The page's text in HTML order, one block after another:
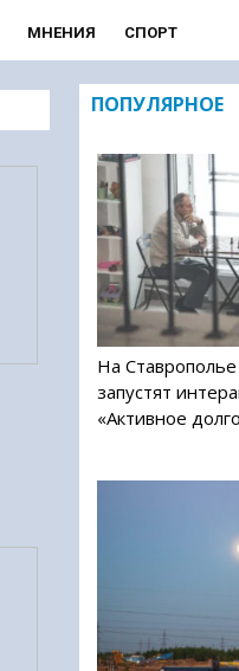
МНЕНИЯ СПОРТ
ПОПУЛЯРНОЕ
На
запустят
«Активное